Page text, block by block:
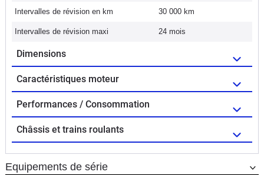
Intervalles de révision en km
30 000 km
Intervalles de révision maxi 24 mois
Dimensions
Caractéristiques moteur
Performances / Consommation
Châssis et trains roulants
Equipements de série